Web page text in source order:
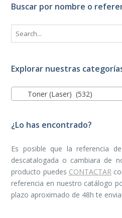
Buscar por nombre o
Explorar nuestras
Toner (Laser) (532)
¿Lo has encontrado?
Es posible que la referencia
descatalogada o cambiara de
producto puedes CONTACTAR
referencia en nuestro catálogo
plazo aproximado de 48h te